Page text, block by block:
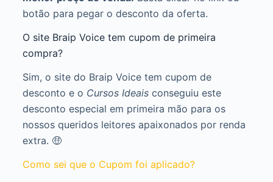
botão para pegar o desconto da oferta.
O site Braip Voice tem cupom de primeira
compra?
Sim, o site do Braip Voice tem cupom de
desconto e o Cursos Ideaisconseguiu este
desconto especial em primeira mão para os
nossos queridos leitores apaixonados por renda
extra. 🤑
Como sei que o Cupom foi aplicado?